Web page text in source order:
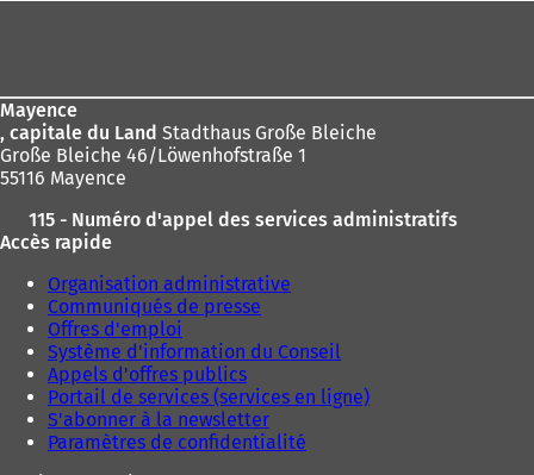
:
Mayence
, capitale du Land Stadthaus Große Bleiche
Große Bleiche 46/Löwenhofstraße 1
55116 Mayence
115 - Numéro d'appel des services administratifs
Accès rapide
Organisation administrative
Communiqués de presse
Offres d'emploi
Système d'information du Conseil
Appels d'offres publics
Portail de services (services en ligne)
S'abonner à la newsletter
Paramètres de confidentialité